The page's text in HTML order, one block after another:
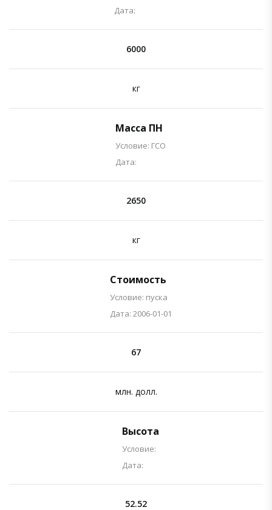
Дата:
6000
кг
Масса ПН
Условие: ГСО
Дата:
2650
кг
Стоимость
Условие: пуска
Дата: 2006-01-01
67
млн. долл.
Высота
Условие:
Дата:
52.52